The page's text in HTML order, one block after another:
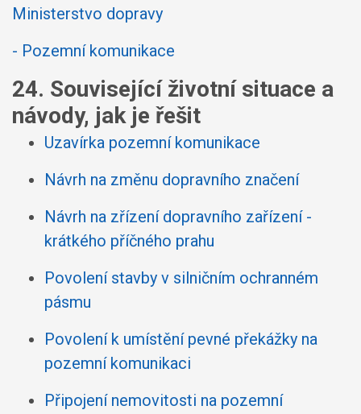
Ministerstvo dopravy
- Pozemní komunikace
24. Související životní situace a
návody, jak je řešit
Uzavírka pozemní komunikace
Návrh na změnu dopravního značení
Návrh na zřízení dopravního zařízení -
krátkého příčného prahu
Povolení stavby v silničním ochranném
pásmu
Povolení k umístění pevné překážky na
pozemní komunikaci
Připojení nemovitosti na pozemní